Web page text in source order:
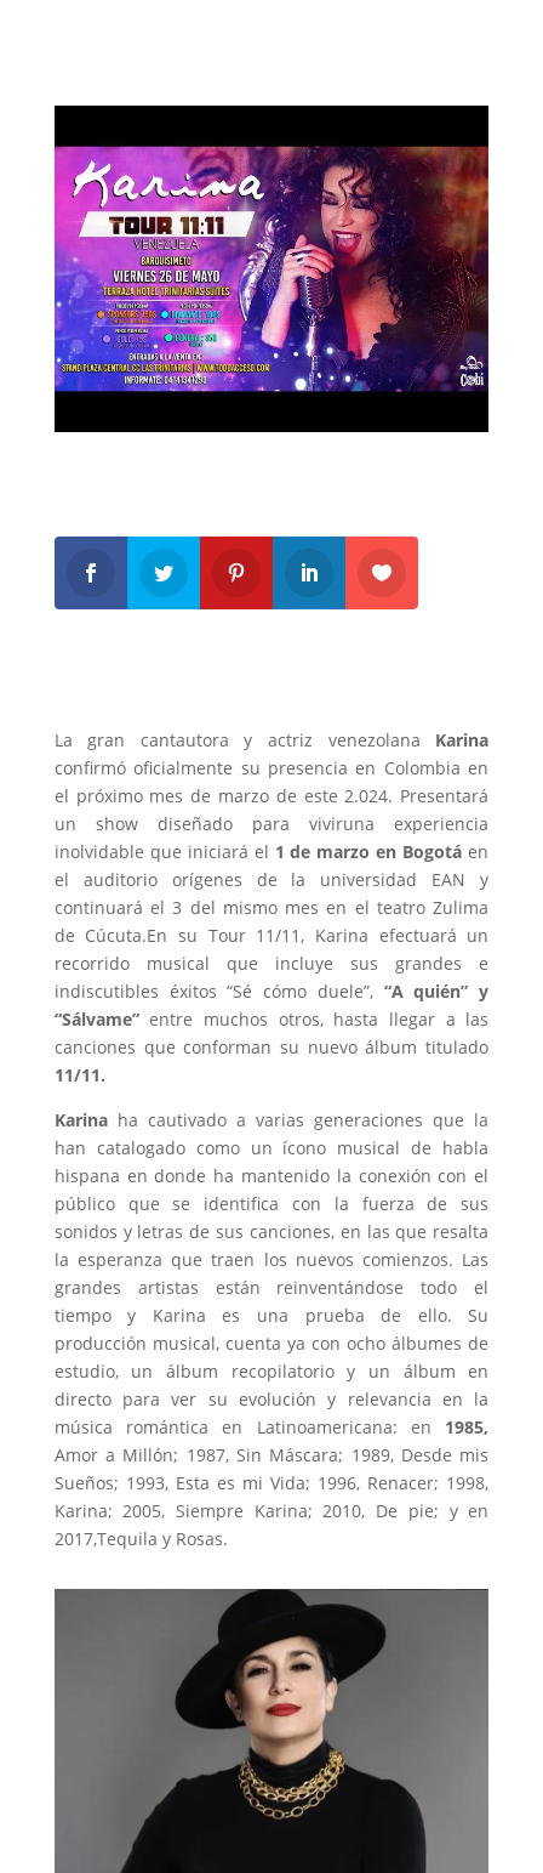
La gran cantautora y actriz venezolana Karina
confirmó oficialmente su presencia en Colombia en
el próximo mes de marzo de este 2.024. Presentará
un show diseñado para viviruna experiencia
inolvidable que iniciará el 1 de marzo en Bogotá en
el auditorio orígenes de la universidad EAN y
continuará el 3 del mismo mes en el teatro Zulima
de Cúcuta.En su Tour 11/11, Karina efectuará un
recorrido musical que incluye sus grandes e
indiscutibles éxitos “Sé cómo duele”, “A quién” y
“Sálvame”entre muchos otros, hasta llegar a las
canciones que conforman su nuevo álbum titulado
11/11.
Karinaha cautivado a varias generaciones que la
han catalogado como un ícono musical de habla
hispana en donde ha mantenido la conexión con el
público que se identifica con la fuerza de sus
sonidos y letras de sus canciones, en las que resalta
la esperanza que traen los nuevos comienzos. Las
grandes artistas están reinventándose todo el
tiempo y Karina es una prueba de ello. Su
producción musical, cuenta ya con ocho álbumes de
estudio, un álbum recopilatorio y un álbum en
directo para ver su evolución y relevancia en la
música romántica en Latinoamericana: en 1985,
Amor a Millón; 1987, Sin Máscara; 1989, Desde mis
Sueños; 1993, Esta es mi Vida; 1996, Renacer; 1998,
Karina; 2005, Siempre Karina; 2010, De pie; y en
2017,Tequila y Rosas.